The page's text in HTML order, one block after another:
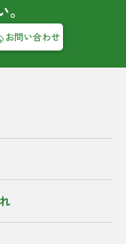
お問い合わせ